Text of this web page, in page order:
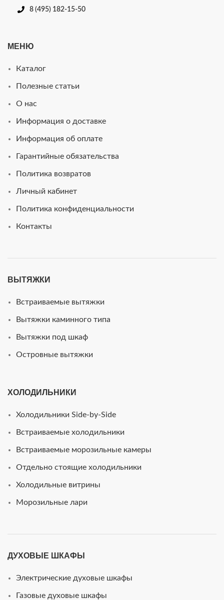
8 (495) 182-15-50
МЕНЮ
Каталог
Полезные статьи
О нас
Информация о доставке
Информация об оплате
Гарантийные обязательства
Политика возвратов
Личный кабинет
Политика конфиденциальности
Контакты
ВЫТЯЖКИ
Встраиваемые вытяжки
Вытяжки каминного типа
Вытяжки под шкаф
Островные вытяжки
ХОЛОДИЛЬНИКИ
Холодильники Side-by-Side
Встраиваемые холодильники
Встраиваемые морозильные камеры
Отдельно стоящие холодильники
Холодильные витрины
Морозильные лари
ДУХОВЫЕ ШКАФЫ
Электрические духовые шкафы
Газовые духовые шкафы